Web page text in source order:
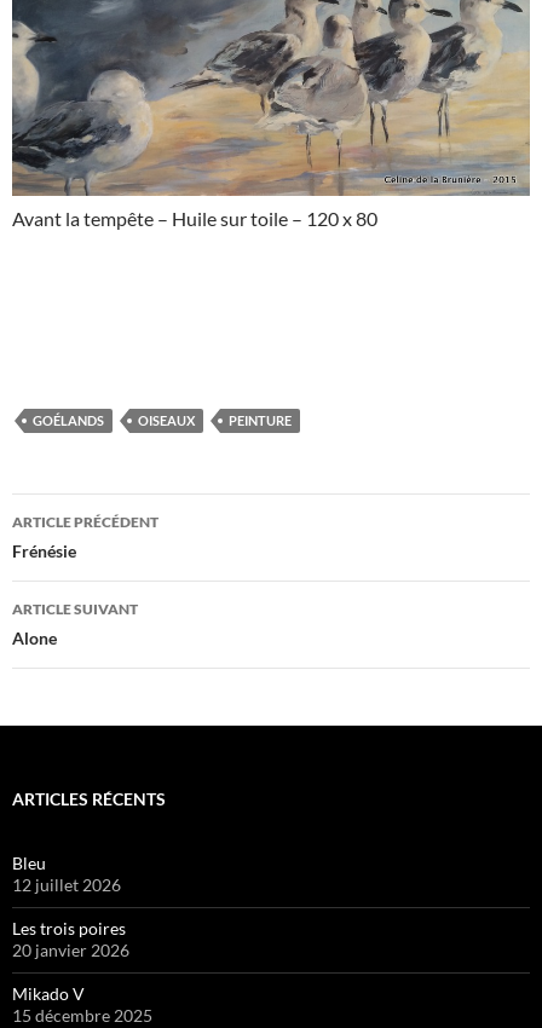
Avant la tempête – Huile sur toile – 120 x 80
GOÉLANDS OISEAUX PEINTURE
Navigation
des
articles
ARTICLE PRÉCÉDENT
Frénésie
ARTICLE SUIVANT
Alone
ARTICLES RÉCENTS
Bleu
12 juillet 2026
Les trois poires
20 janvier 2026
Mikado V
15 décembre 2025